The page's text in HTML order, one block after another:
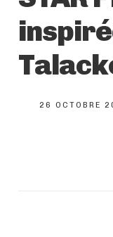
26 OCTOBRE